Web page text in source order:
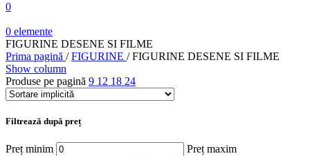
0
0 elemente
FIGURINE DESENE SI FILME
Prima pagină / FIGURINE / FIGURINE DESENE SI FILME
Show column
Produse pe pagină 9 12 18 24
Filtrează după preț
Preț minim Preț maxim